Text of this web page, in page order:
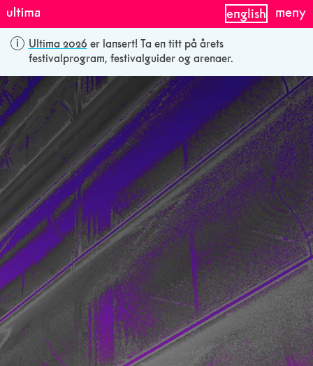
Ultima 2026 er lansert! Ta en titt på årets
festivalprogram, festivalguider og arenaer.
english meny